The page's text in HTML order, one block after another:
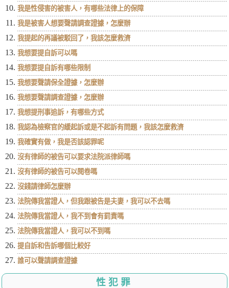
我是性侵害的被害人，有哪些法律上的保障
我是被害人想要聲請調查證據，怎麼辦
我提起的再議被駁回了，我該怎麼救濟
我想要提自訴可以嗎
我想要提自訴有哪些限制
我想要聲請保全證據，怎麼辦
我想要聲請調查證據，怎麼辦
我想提刑事追訴，有哪些方式
我認為檢察官的緩起訴或是不起訴有問題，我該怎麼救濟
我確實有做，我是否該認罪呢
沒有律師的被告可以要求法院派律師嗎
沒有律師的被告可以閱卷嗎
沒錢請律師怎麼辦
法院傳我當證人，但我跟被告是夫妻，我可以不去嗎
法院傳我當證人，我不到會有罰責嗎
法院傳我當證人，我可以不到嗎
提自訴和告訴哪個比較好
誰可以聲請調查證據
性犯罪